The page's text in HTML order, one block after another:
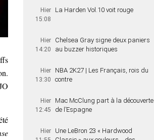
Hier
15:08
La Harden Vol.10 voit rouge
Hier
14:20
Chelsea Gray signe deux paniers
au buzzer historiques
Hier
13:30
NBA 2K27 | Les Français, rois du
contre
Hier
12:45
Mac McClung part à la découverte
de l’Espagne
Hier
Une LeBron 23 « Hardwood